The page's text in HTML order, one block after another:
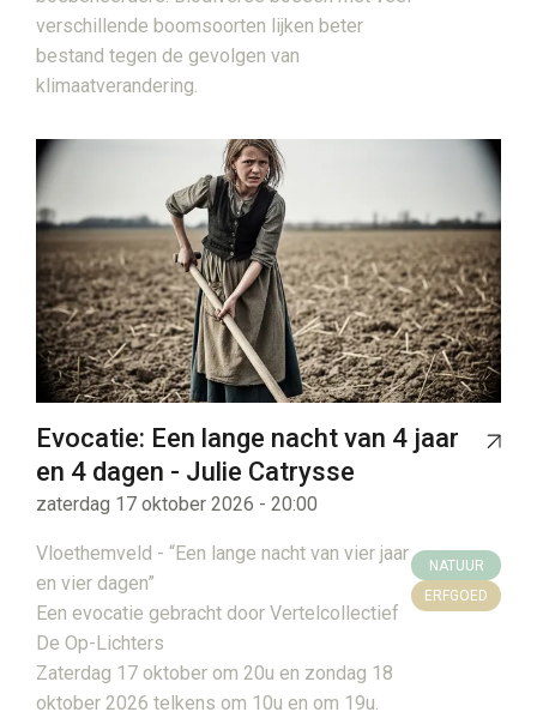
verschillende boomsoorten lijken beter
bestand tegen de gevolgen van
klimaatverandering.
Evocatie: Een lange nacht van 4 jaar
en 4 dagen - Julie Catrysse
zaterdag 17 oktober 2026 - 20:00
Vloethemveld - “Een lange nacht van vier jaar
en vier dagen”
Een evocatie gebracht door Vertelcollectief
De Op-Lichters
Zaterdag 17 oktober om 20u en zondag 18
oktober 2026 telkens om 10u en om 19u.
NATUUR
ERFGOED